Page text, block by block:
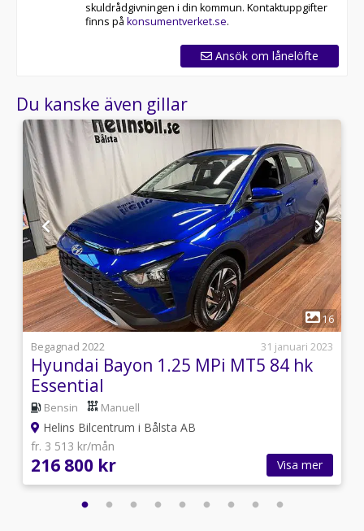
skuldrådgivningen i din kommun. Kontaktuppgifter
finns på konsumentverket.se.
Ansök om lånelöfte
Du kanske även gillar
1
16
Begagnad 2022
31 januari 2023
Hyundai Bayon 1.25 MPi MT5 84 hk
Essential
Bensin Manuell
Helins Bilcentrum i Bålsta AB
fr. 3 513 kr/mån
216 800 kr Visa mer